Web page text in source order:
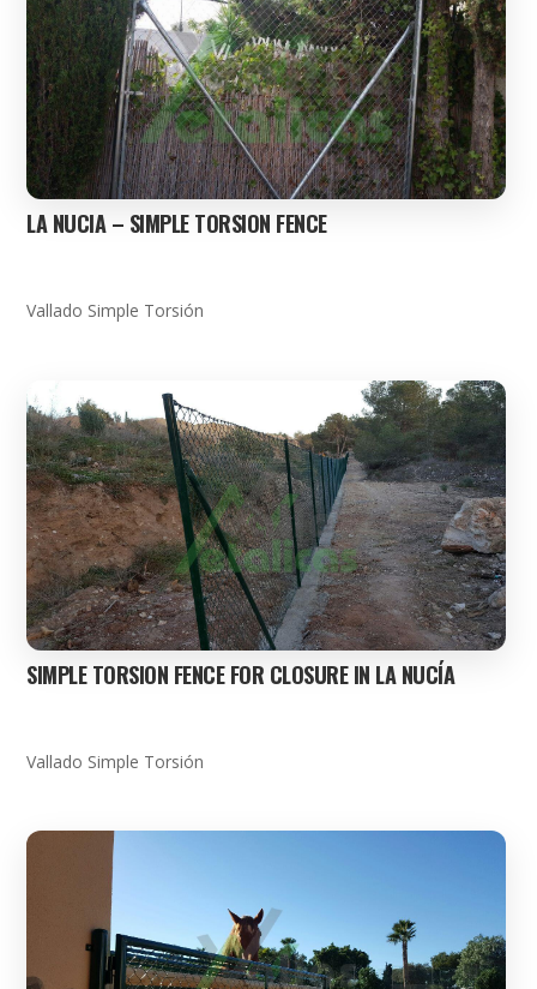
LA NUCIA – SIMPLE TORSION FENCE
Vallado Simple Torsión
SIMPLE TORSION FENCE FOR CLOSURE IN LA NUCÍA
Vallado Simple Torsión